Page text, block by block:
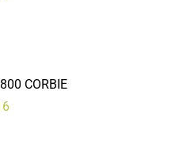
CORBIE